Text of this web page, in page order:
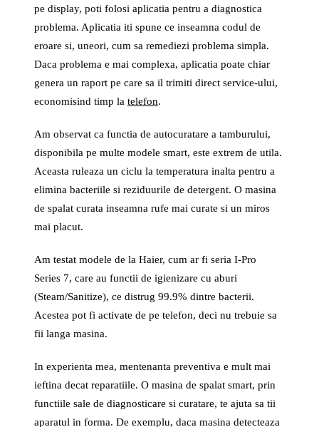
pe display, poti folosi aplicatia pentru a diagnostica
problema. Aplicatia iti spune ce inseamna codul de
eroare si, uneori, cum sa remediezi problema simpla.
Daca problema e mai complexa, aplicatia poate chiar
genera un raport pe care sa il trimiti direct service-ului,
economisind timp la telefon.
Am observat ca functia de autocuratare a tamburului,
disponibila pe multe modele smart, este extrem de utila.
Aceasta ruleaza un ciclu la temperatura inalta pentru a
elimina bacteriile si reziduurile de detergent. O masina
de spalat curata inseamna rufe mai curate si un miros
mai placut.
Am testat modele de la Haier, cum ar fi seria I-Pro
Series 7, care au functii de igienizare cu aburi
(Steam/Sanitize), ce distrug 99.9% dintre bacterii.
Acestea pot fi activate de pe telefon, deci nu trebuie sa
fii langa masina.
In experienta mea, mentenanta preventiva e mult mai
ieftina decat reparatiile. O masina de spalat smart, prin
functiile sale de diagnosticare si curatare, te ajuta sa tii
aparatul in forma. De exemplu, daca masina detecteaza